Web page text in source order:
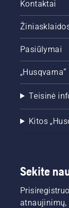
Kontaktai
Pasiūlymai
Teisinė
Kitos
Sekite
atnaujinimų,